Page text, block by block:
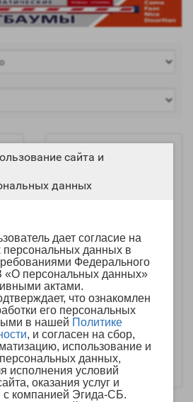
сайта и
данных
дает согласие на
персональных данных в
Федерального
персональных данных»
актами.
что ознакомлен
его персональных
в нашей Политике
, и согласен на сбор,
использование и
данных,
исполнения условий
оказания услуг и
с компанией Эгида-СБ.
+
Блок сопряжения
домофона MCЦ
-